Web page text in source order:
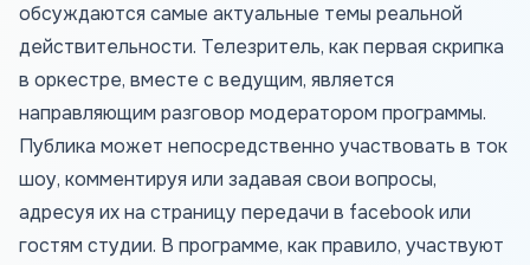
обсуждаются самые актуальные темы реальной
действительности. Телезритель, как первая скрипка
в оркестре, вместе с ведущим, является
направляющим разговор модератором программы.
Публика может непосредственно участвовать в ток
шоу, комментируя или задавая свои вопросы,
адресуя их на страницу передачи в facebook или
гостям студии. В программе, как правило, участвуют